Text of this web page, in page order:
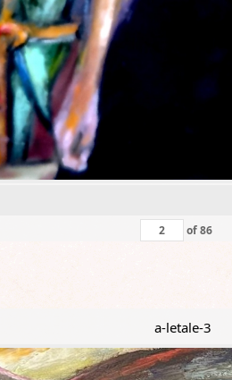
of86
a-letale-3